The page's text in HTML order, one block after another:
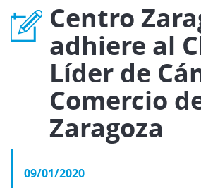
Centro
adhiere al
Líder de
Comercio
Zaragoza
09/01/2020